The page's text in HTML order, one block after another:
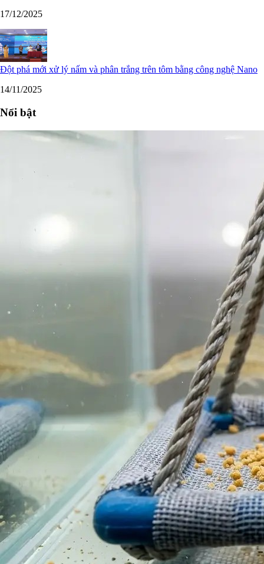
17/12/2025
Đột phá mới xử lý nấm và phân trắng trên tôm bằng công nghệ Nano
14/11/2025
Nổi bật